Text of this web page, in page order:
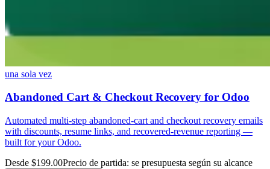
una sola vez
Abandoned Cart & Checkout Recovery for Odoo
Automated multi-step abandoned-cart and checkout recovery emails
with discounts, resume links, and recovered-revenue reporting —
built for your Odoo.
Desde $199.00Precio de partida: se presupuesta según su alcance